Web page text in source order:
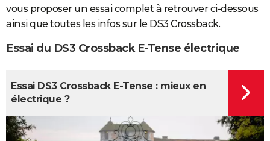
vous proposer un essai complet à retrouver ci-dessous
ainsi que toutes les infos sur le DS3 Crossback.
Essai du DS3 Crossback E-Tense électrique
Essai DS3 Crossback E-Tense : mieux en
électrique ?